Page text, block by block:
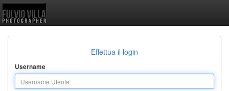
Effettua il login
Username